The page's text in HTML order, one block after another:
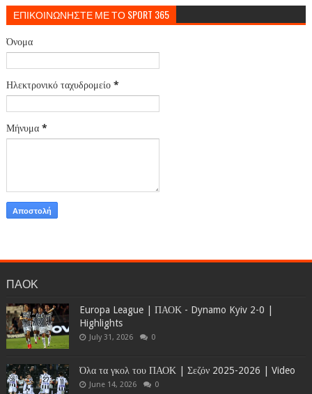
ΕΠΙΚΟΙΝΩΝΗΣΤΕ ΜΕ ΤΟ SPORT 365
Όνομα
Ηλεκτρονικό ταχυδρομείο *
Μήνυμα *
ΠΑΟΚ
Europa League | ΠΑΟΚ - Dynamo Kyiv 2-0 |
Highlights
July 31, 2026 0
Όλα τα γκολ του ΠΑΟΚ | Σεζόν 2025-2026 | Video
June 14, 2026 0